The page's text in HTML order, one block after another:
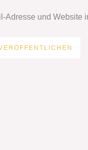
Adresse und Website